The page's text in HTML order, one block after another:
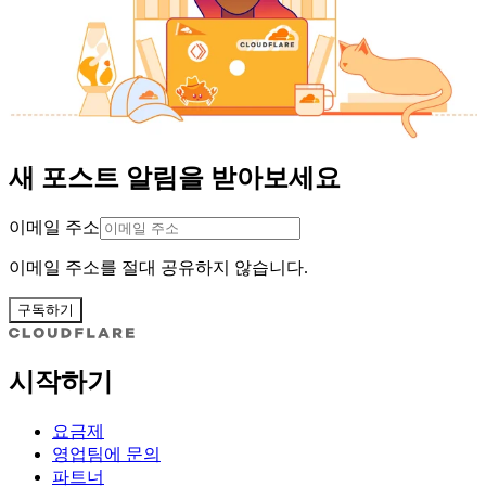
새 포스트 알림을 받아보세요
이메일 주소
이메일 주소를 절대 공유하지 않습니다.
구독하기
시작하기
요금제
영업팀에 문의
파트너